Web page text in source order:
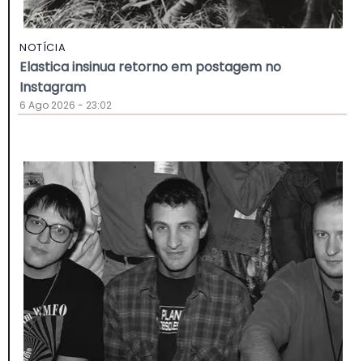
NOTÍCIA
Elastica insinua retorno em postagem no
Instagram
6 Ago 2026 - 23:02